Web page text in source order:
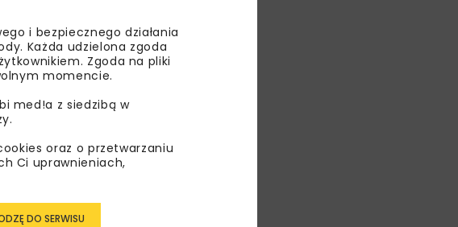
i bezpiecznego działania
Każda udzielona zgoda
Zgoda na pliki
momencie.
med!a z siedzibą w
oraz o przetwarzaniu
Ci uprawnieniach,
DO SERWISU